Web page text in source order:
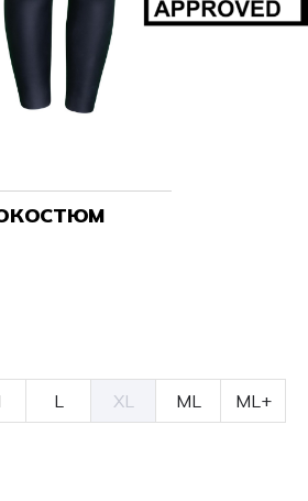
L XL ML
ML+